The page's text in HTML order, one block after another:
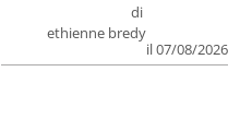
di
ethienne bredy
il 07/08/2026